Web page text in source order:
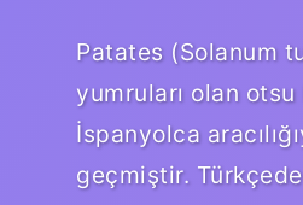
Patates (Solanum
yumruları olan
İspanyolca
geçmiştir.